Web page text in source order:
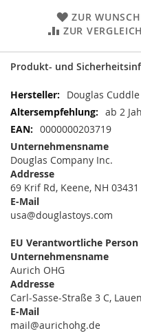
ZUR
ZUR
Produkt- und
Mehr
Informationen
Douglas Cuddle
ab 2
0000000203719
Unternehmensname
Douglas Company Inc.
Addresse
69 Krif Rd, Keene, NH 03431
E-Mail
usa@douglastoys.com
EU Verantwortliche Person
Unternehmensname
Aurich OHG
Addresse
Carl-Sasse-Straße 3 C,
E-Mail
mail@aurichohg.de